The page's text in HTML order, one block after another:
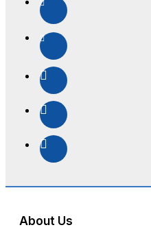
About Us